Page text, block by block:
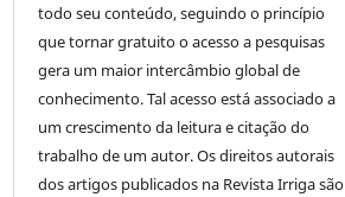
todo seu conteúdo, seguindo o princípio
que tornar gratuito o acesso a pesquisas
gera um maior intercâmbio global de
conhecimento. Tal acesso está associado a
um crescimento da leitura e citação do
trabalho de um autor. Os direitos autorais
dos artigos publicados na Revista Irriga são